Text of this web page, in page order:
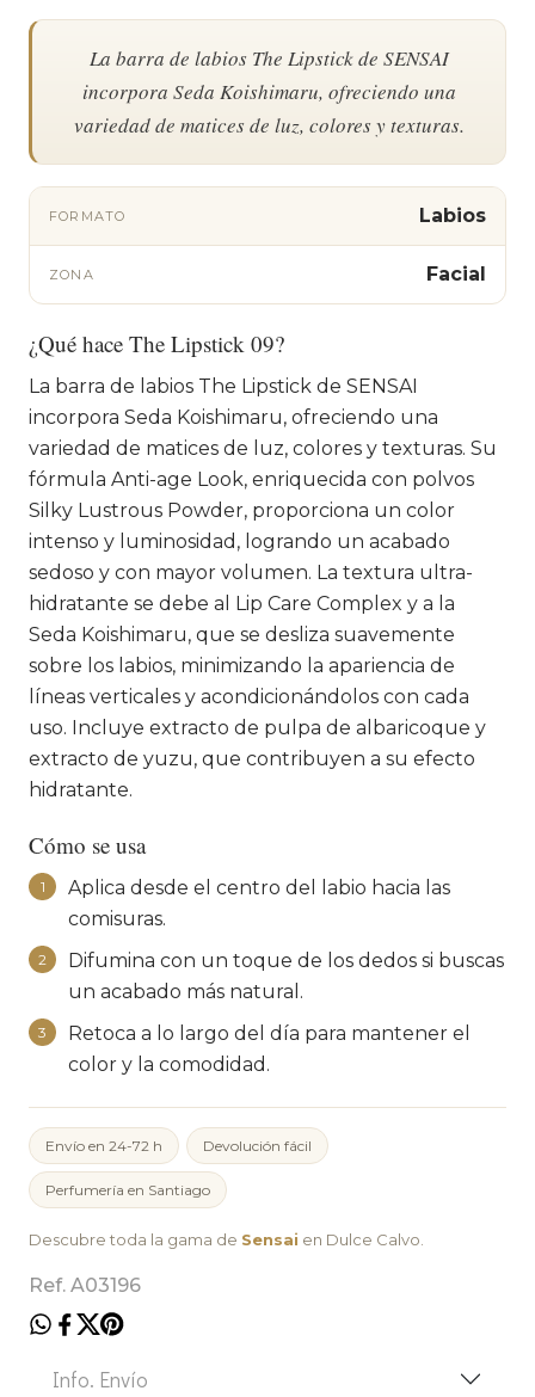
La barra de labios The Lipstick de SENSAI
incorpora Seda Koishimaru, ofreciendo una
variedad de matices de luz, colores y texturas.
FORMATO Labios
ZONA Facial
¿Qué hace The Lipstick 09?
La barra de labios The Lipstick de SENSAI
incorpora Seda Koishimaru, ofreciendo una
variedad de matices de luz, colores y texturas. Su
fórmula Anti-age Look, enriquecida con polvos
Silky Lustrous Powder, proporciona un color
intenso y luminosidad, logrando un acabado
sedoso y con mayor volumen. La textura ultra-
hidratante se debe al Lip Care Complex y a la
Seda Koishimaru, que se desliza suavemente
sobre los labios, minimizando la apariencia de
líneas verticales y acondicionándolos con cada
uso. Incluye extracto de pulpa de albaricoque y
extracto de yuzu, que contribuyen a su efecto
hidratante.
Cómo se usa
1
Aplica desde el centro del labio hacia las
comisuras.
2
Difumina con un toque de los dedos si buscas
un acabado más natural.
3
Retoca a lo largo del día para mantener el
color y la comodidad.
Envío en 24-72 h Devolución fácil
Perfumería en Santiago
Descubre toda la gama de Sensai en Dulce Calvo.
Ref. A03196
Info. Envío